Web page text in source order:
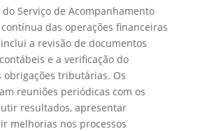
Serviço de Acompanhamento
das operações financeiras
a revisão de documentos
e a verificação do
tributárias. Os
reuniões periódicas com os
resultados, apresentar
melhorias nos processos